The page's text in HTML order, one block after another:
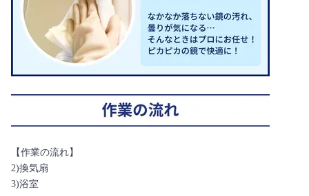
【作業の流れ】
2)換気扇
3)浴室